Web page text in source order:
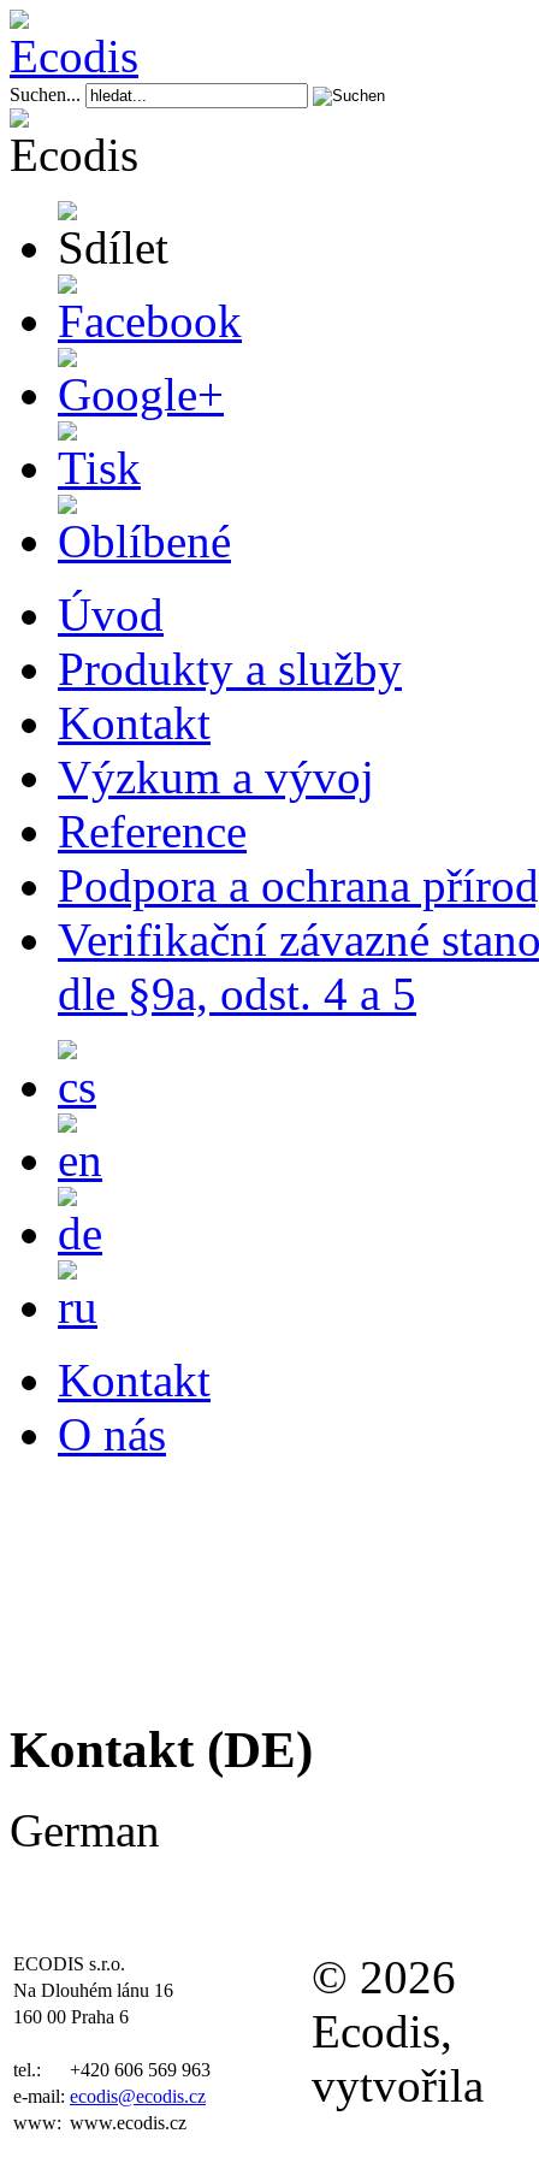
Suchen...
Úvod
Produkty a služby
Kontakt
Výzkum a vývoj
Reference
Podpora a ochrana
Verifikační závazné
dle §9a, odst. 4 a 5
Kontakt
O nás
Kontakt (DE)
German
ECODIS s.r.o.
Na Dlouhém lánu 16
160 00 Praha 6
tel.:
+420 606 569 963
e-mail: ecodis@ecodis.cz
www: www.ecodis.cz
© 2026
Ecodis,
vytvořila